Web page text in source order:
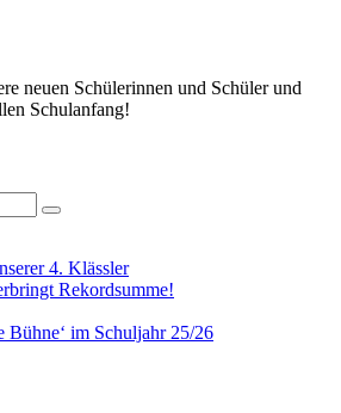
neuen Schülerinnen und Schüler und
Schulanfang!
4. Klässler
Rekordsumme!
Bühne‘ im Schuljahr 25/26